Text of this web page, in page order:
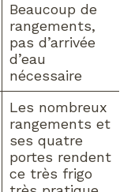
Beaucoup de
rangements,
pas d’arrivée
d’eau
nécessaire
Les nombreux
rangements et
ses quatre
portes rendent
ce très frigo